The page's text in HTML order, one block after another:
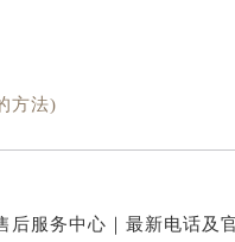
方法)